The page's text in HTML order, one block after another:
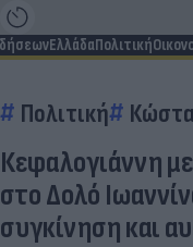
ΕλλάδαΠολιτική
Πολιτική
Κεφαλογιάννη
στο Δολό
συγκίνηση και